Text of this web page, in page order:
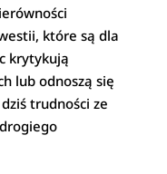
które są dla
krytykują
lub odnoszą się
trudności ze